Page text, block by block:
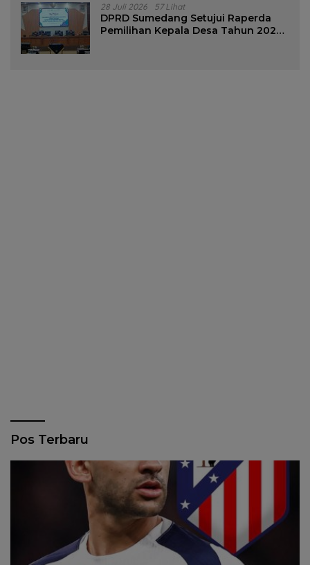
28 Juli 2026 57 Lihat
DPRD Sumedang Setujui Raperda
Pemilihan Kepala Desa Tahun 2026
Pos Terbaru